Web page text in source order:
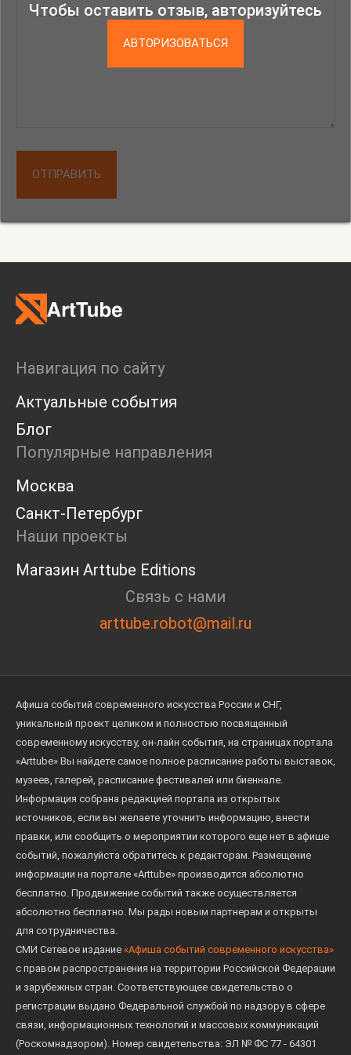
участвующими в выставке. 30 ноября состоится
медиация с музыковедом Ксенией Быстровой, а
Чтобы оставить отзыв, авторизуйтесь
АВТОРИЗОВАТЬСЯ
ОТПРАВИТЬ
Навигация по сайту
Актуальные события
Блог
Популярные направления
Москва
Санкт-Петербург
Наши проекты
Магазин Arttube Editions
Связь с нами
arttube.robot@mail.ru
Афиша событий современного искусства России и СНГ,
уникальный проект целиком и полностью посвященный
современному искусству, он-лайн события, на страницах портала
«Arttube» Вы найдете самое полное расписание работы выставок,
музеев, галерей, расписание фестивалей или биеннале.
Информация собрана редакцией портала из открытых
источников, если вы желаете уточнить информацию, внести
правки, или сообщить о мероприятии которого еще нет в афише
событий, пожалуйста обратитесь к редакторам. Размещение
информации на портале «Arttube» производится абсолютно
бесплатно. Продвижение событий также осуществляется
абсолютно бесплатно. Мы рады новым партнерам и открыты
для сотрудничества.
СМИ Сетевое издание «Афиша событий современного искусства»
с правом распространения на территории Российской Федерации
и зарубежных стран. Соответствующее свидетельство о
регистрации выдано Федеральной службой по надзору в сфере
связи, информационных технологий и массовых коммуникаций
(Роскомнадзором). Номер свидетельства: ЭЛ № ФС 77 - 64301